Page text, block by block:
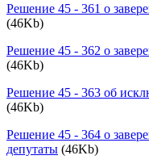
Решение 45 - 361 о
(46Kb)
Решение 45 - 362 о
(46Kb)
Решение 45 - 363 об
(46Kb)
Решение 45 - 364 о
депутаты (46Kb)